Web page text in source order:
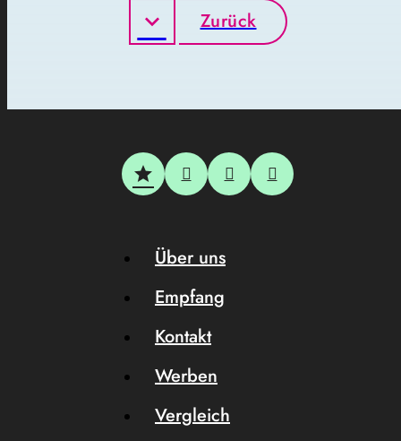
Zurück
Über uns
Empfang
Kontakt
Werben
Vergleich